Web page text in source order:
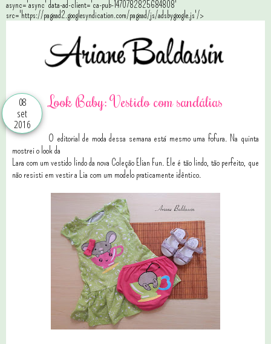
async='async' data-ad-client='ca-pub-1470782825684808'
src='https://pagead2.googlesyndication.com/pagead/js/adsbygoogle.js'/>
08
set
2016
Look Baby: Vestido com sandálias
O editorial de moda dessa semana está mesmo uma fofura. Na quinta
mostrei o look da
Lara com um vestido lindo da nova Coleção Elian Fun. Ele é tão lindo, tão perfeito, que
não resisti em vestir a Lia com um modelo praticamente idêntico.